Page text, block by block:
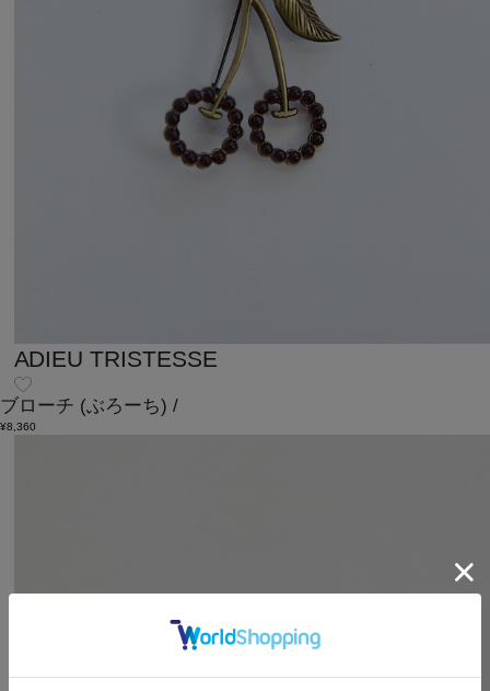
ADIEU TRISTESSE
ブローチ (ぶろーち) /
¥8,360